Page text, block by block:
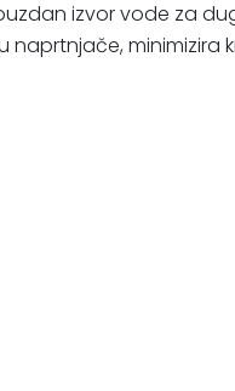
izvor vode za